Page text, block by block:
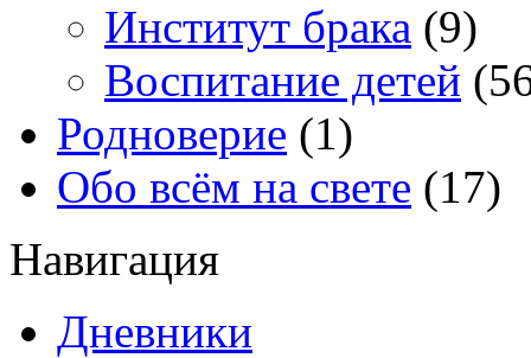
Институт брака (9)
Воспитание детей
Родноверие (1)
Обо всём на свете (17)
Навигация
Дневники